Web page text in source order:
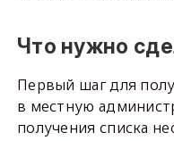
Что нужно
Первый шаг для
в местную
получения списка